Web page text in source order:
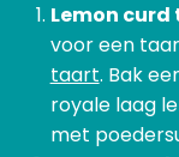
Lemon
voor een
taart. Bak
royale laag
met